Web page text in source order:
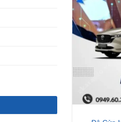
Độ Cửa